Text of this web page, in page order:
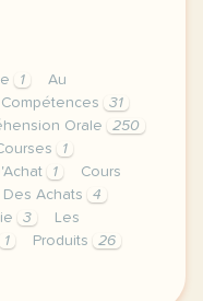
1
Au
Compétences
31
Orale
250
1
1
Cours
Des Achats
4
3
Les
1 Produits
26
avec la